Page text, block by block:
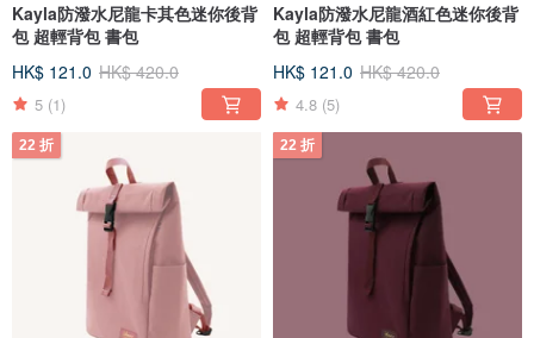
Kayla防潑水尼龍卡其色迷你後背
包 超輕背包 書包
HK$ 121.0 HK$ 420.0
5 (1)
Kayla防潑水尼龍酒紅色迷你後背
包 超輕背包 書包
HK$ 121.0 HK$ 420.0
4.8 (5)
22 折 22 折